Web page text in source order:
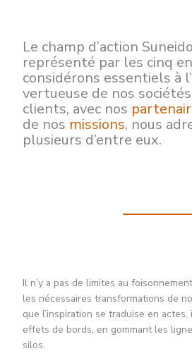
Le champ d’action
représenté par les cinq
considérons essentiels à
vertueuse de nos
clients, avec nos
de nos missions, nous
plusieurs d’entre eux.
Il n’y a pas de limites au
les nécessaires transformations de
que l’inspiration se traduise en
effets de bords, en gommant les
silos.